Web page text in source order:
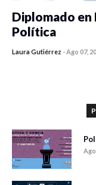
Diplomado en
Política
Laura Gutiérrez -Ago 07,
Ago